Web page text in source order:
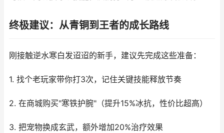
终极建议：从青铜到王者的成长路线
刚接触逆水寒白发迢迢的新手，建议先完成这些准备：
1. 找个老玩家带你打3次，记住关键技能释放节奏
2. 在商城购买"寒铁护腕"（提升15%冰抗，性价比超高）
3. 把宠物换成玄武，额外增加20%治疗效果